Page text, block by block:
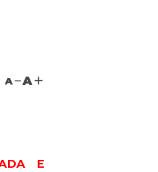
A A
E